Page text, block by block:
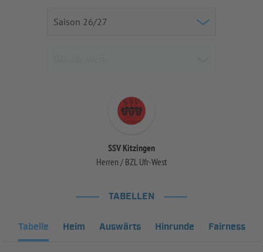
SSV Kitzingen
Herren / BZL Ufr-West
TABELLEN
Tabelle Heim Auswärts Hinrunde Fairness